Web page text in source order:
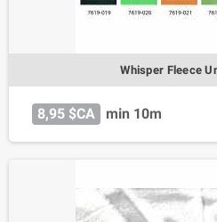
Whisper Fleece
8,95 $CA min 10m